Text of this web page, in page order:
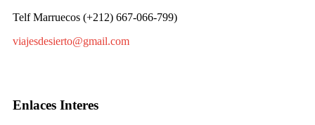
Telf Marruecos (+212) 667-066-799)
viajesdesierto@gmail.com
Enlaces Interes